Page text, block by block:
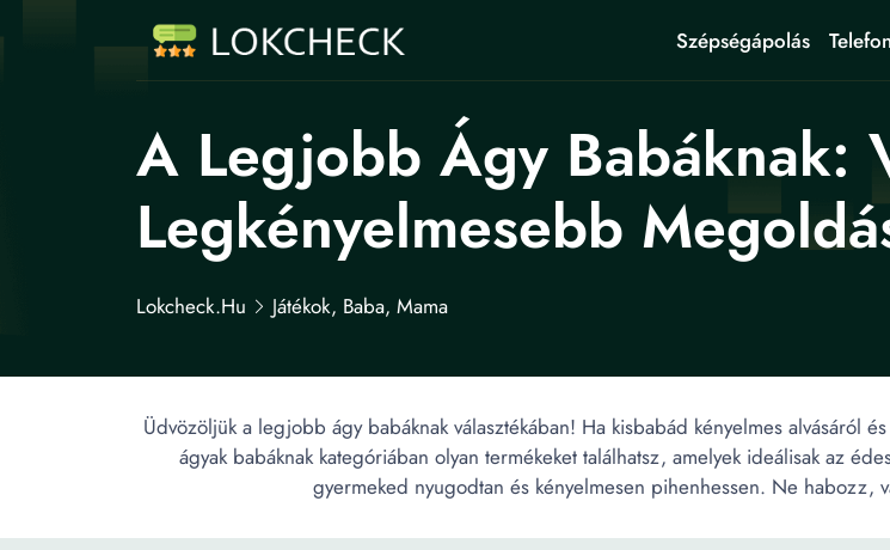
Szépségápolás
A Legjobb Ágy Babáknak:
Legkényelmesebb
Lokcheck.hu Játékok, Baba, Mama
Üdvözöljük a legjobb ágy babáknak választékában! Ha kisbabád kényelmes alvásáról
ágyak babáknak kategóriában olyan termékeket találhatsz, amelyek ideálisak az
gyermeked nyugodtan és kényelmesen pihenhessen. Ne habozz,